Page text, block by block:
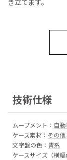
き立てます。
技術仕様
ムーブメント： 自動
ケース素材： その他
文字盤の色： 青系
ケースサイズ（横